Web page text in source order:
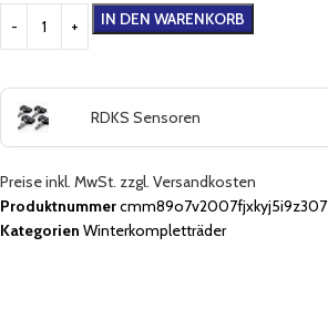
IN DEN WARENKORB
RDKS Sensoren
Preise inkl. MwSt. zzgl. Versandkosten
Produktnummercmm89o7v2007fjxkyj5i9z307
Kategorien Winterkompletträder